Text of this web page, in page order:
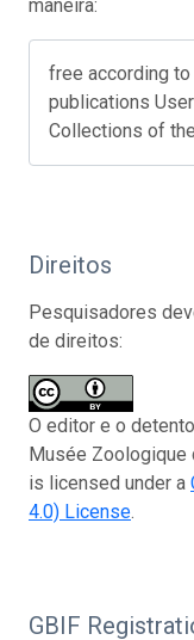
maneira:
free according
publications
Collections of
Direitos
Pesquisadores
de direitos:
O editor e o
Musée Zoologique
is licensed under a
4.0) License.
GBIF